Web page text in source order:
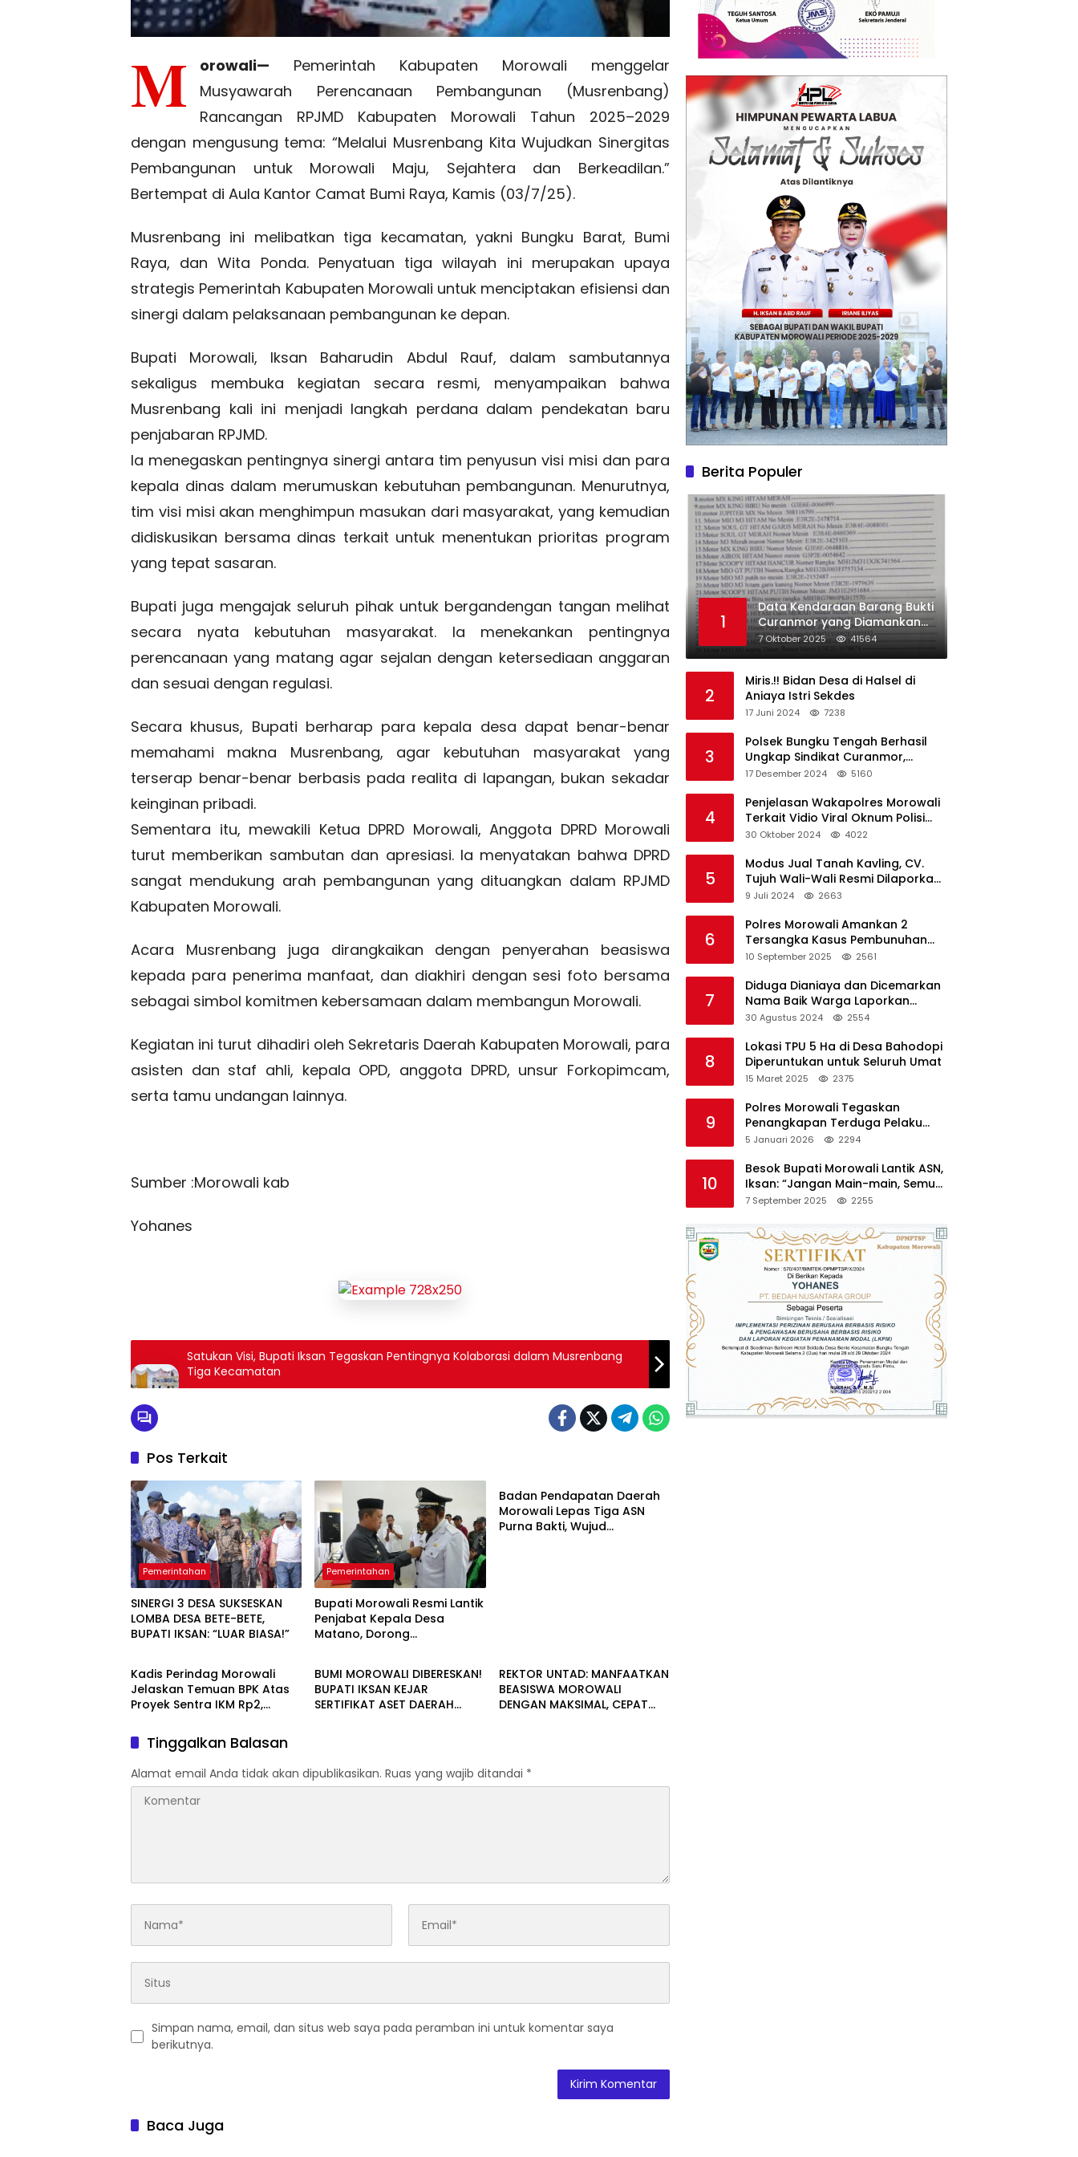
M orowali— Pemerintah Kabupaten Morowali menggelar
Musyawarah Perencanaan Pembangunan (Musrenbang)
Rancangan RPJMD Kabupaten Morowali Tahun 2025–2029
dengan mengusung tema: “Melalui Musrenbang Kita Wujudkan Sinergitas
Pembangunan untuk Morowali Maju, Sejahtera dan Berkeadilan.”
Bertempat di Aula Kantor Camat Bumi Raya, Kamis (03/7/25).
Musrenbang ini melibatkan tiga kecamatan, yakni Bungku Barat, Bumi
Raya, dan Wita Ponda. Penyatuan tiga wilayah ini merupakan upaya
strategis Pemerintah Kabupaten Morowali untuk menciptakan efisiensi dan
sinergi dalam pelaksanaan pembangunan ke depan.
Bupati Morowali, Iksan Baharudin Abdul Rauf, dalam sambutannya
sekaligus membuka kegiatan secara resmi, menyampaikan bahwa
Musrenbang kali ini menjadi langkah perdana dalam pendekatan baru
penjabaran RPJMD.
Ia menegaskan pentingnya sinergi antara tim penyusun visi misi dan para
kepala dinas dalam merumuskan kebutuhan pembangunan. Menurutnya,
tim visi misi akan menghimpun masukan dari masyarakat, yang kemudian
didiskusikan bersama dinas terkait untuk menentukan prioritas program
yang tepat sasaran.
Bupati juga mengajak seluruh pihak untuk bergandengan tangan melihat
secara nyata kebutuhan masyarakat. Ia menekankan pentingnya
perencanaan yang matang agar sejalan dengan ketersediaan anggaran
dan sesuai dengan regulasi.
Secara khusus, Bupati berharap para kepala desa dapat benar-benar
memahami makna Musrenbang, agar kebutuhan masyarakat yang
terserap benar-benar berbasis pada realita di lapangan, bukan sekadar
keinginan pribadi.
Sementara itu, mewakili Ketua DPRD Morowali, Anggota DPRD Morowali
turut memberikan sambutan dan apresiasi. Ia menyatakan bahwa DPRD
sangat mendukung arah pembangunan yang dituangkan dalam RPJMD
Kabupaten Morowali.
Acara Musrenbang juga dirangkaikan dengan penyerahan beasiswa
kepada para penerima manfaat, dan diakhiri dengan sesi foto bersama
sebagai simbol komitmen kebersamaan dalam membangun Morowali.
Kegiatan ini turut dihadiri oleh Sekretaris Daerah Kabupaten Morowali, para
asisten dan staf ahli, kepala OPD, anggota DPRD, unsur Forkopimcam,
serta tamu undangan lainnya.
Sumber :Morowali kab
Yohanes
Satukan Visi, Bupati Iksan Tegaskan Pentingnya Kolaborasi dalam Musrenbang
Tiga Kecamatan
Pos Terkait
Pemerintahan
SINERGI 3 DESA SUKSESKAN
LOMBA DESA BETE-BETE,
BUPATI IKSAN: “LUAR BIASA!”
Pemerintahan
Bupati Morowali Resmi Lantik
Penjabat Kepala Desa
Matano, Dorong
Badan Pendapatan Daerah
Morowali Lepas Tiga ASN
Purna Bakti, Wujud
Pemerintahan
Kadis Perindag Morowali
Jelaskan Temuan BPK Atas
Proyek Sentra IKM Rp2,
Pemerintahan
BUMI MOROWALI DIBERESKAN!
BUPATI IKSAN KEJAR
SERTIFIKAT ASET DAERAH
REKTOR UNTAD: MANFAATKAN
BEASISWA MOROWALI
DENGAN MAKSIMAL, CEPAT
Tinggalkan Balasan
Alamat email Anda tidak akan dipublikasikan. Ruas yang wajib ditandai *
Simpan nama, email, dan situs web saya pada peramban ini untuk komentar saya
berikutnya.
Baca Juga
Berita Populer
1
Data Kendaraan Barang Bukti
Curanmor yang Diamankan
oleh Polres Morowali
7 Oktober 2025 41564
2
Miris.!! Bidan Desa di Halsel di
Aniaya Istri Sekdes
17 Juni 2024 7238
3
Polsek Bungku Tengah Berhasil
Ungkap Sindikat Curanmor,
Terduga Pelaku Akui Beraksi di 7
17 Desember 2024 5160
4
Penjelasan Wakapolres Morowali
Terkait Vidio Viral Oknum Polisi
Dikerumuni Warga Bahodopi
30 Oktober 2024 4022
5
Modus Jual Tanah Kavling, CV.
Tujuh Wali-Wali Resmi Dilaporkan
di Polres Kendari
9 Juli 2024 2663
6
Polres Morowali Amankan 2
Tersangka Kasus Pembunuhan
WNA di Desa Topogaro
10 September 2025 2561
7
Diduga Dianiaya dan Dicemarkan
Nama Baik Warga Laporkan
Oknum Kades dan Oknum Polisi
30 Agustus 2024 2554
8
Lokasi TPU 5 Ha di Desa Bahodopi
Diperuntukan untuk Seluruh Umat
15 Maret 2025 2375
9
Polres Morowali Tegaskan
Penangkapan Terduga Pelaku
Pembakaran Kantor PT RCP Sesuai
5 Januari 2026 2294
10
Besok Bupati Morowali Lantik ASN,
Iksan: “Jangan Main-main, Semua
Saya Pantau”
7 September 2025 2255